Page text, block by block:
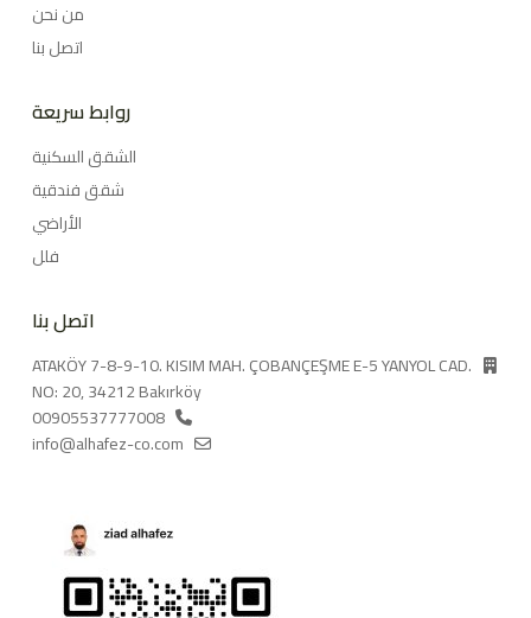
من نحن
اتصل بنا
روابط سريعة
الشقق السكنية
شقق فندقية
الأراضي
فلل
اتصل بنا
ATAKÖY 7-8-9-10. KISIM MAH. ÇOBANÇEŞME E-5 YANYOL CAD.
NO: 20, 34212 Bakırköy
00905537777008
info@alhafez-co.com